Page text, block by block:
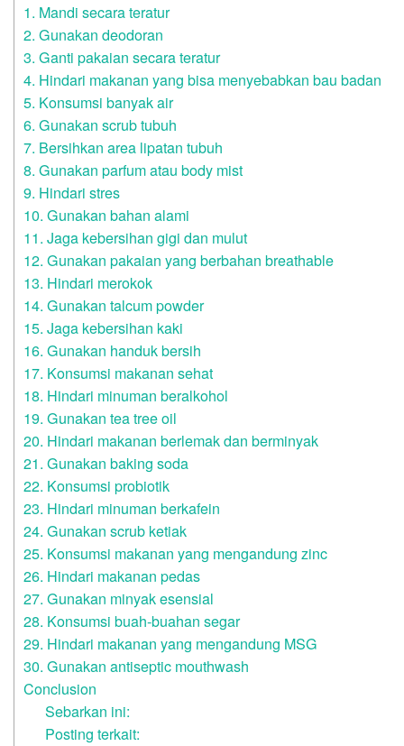
1. Mandi secara teratur
2. Gunakan deodoran
3. Ganti pakaian secara teratur
4. Hindari makanan yang bisa menyebabkan bau badan
5. Konsumsi banyak air
6. Gunakan scrub tubuh
7. Bersihkan area lipatan tubuh
8. Gunakan parfum atau body mist
9. Hindari stres
10. Gunakan bahan alami
11. Jaga kebersihan gigi dan mulut
12. Gunakan pakaian yang berbahan breathable
13. Hindari merokok
14. Gunakan talcum powder
15. Jaga kebersihan kaki
16. Gunakan handuk bersih
17. Konsumsi makanan sehat
18. Hindari minuman beralkohol
19. Gunakan tea tree oil
20. Hindari makanan berlemak dan berminyak
21. Gunakan baking soda
22. Konsumsi probiotik
23. Hindari minuman berkafein
24. Gunakan scrub ketiak
25. Konsumsi makanan yang mengandung zinc
26. Hindari makanan pedas
27. Gunakan minyak esensial
28. Konsumsi buah-buahan segar
29. Hindari makanan yang mengandung MSG
30. Gunakan antiseptic mouthwash
Conclusion
Sebarkan ini:
Posting terkait: